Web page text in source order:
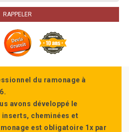
du ramonage à
avons développé le
cheminées et
est obligatoire 1x par